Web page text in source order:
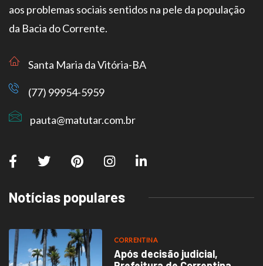
aos problemas sociais sentidos na pele da população
da Bacia do Corrente.
Santa Maria da Vitória-BA
(77) 99954-5959
pauta@matutar.com.br
Notícias populares
CORRENTINA
Após decisão judicial,